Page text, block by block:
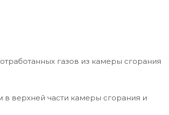
газов из камеры сгорания
верхней части камеры сгорания и